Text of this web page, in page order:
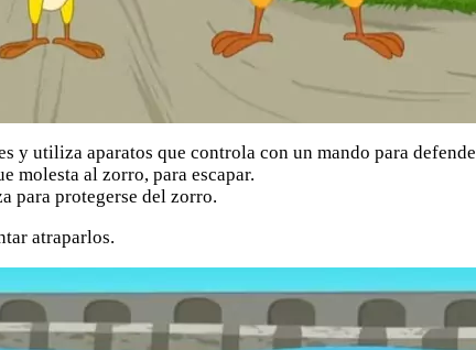
y utiliza aparatos que controla con un mando para
molesta al zorro, para escapar.
para protegerse del zorro.
atraparlos.